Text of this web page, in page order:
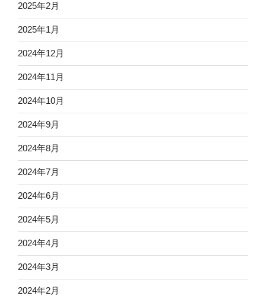
2025年2月
2025年1月
2024年12月
2024年11月
2024年10月
2024年9月
2024年8月
2024年7月
2024年6月
2024年5月
2024年4月
2024年3月
2024年2月